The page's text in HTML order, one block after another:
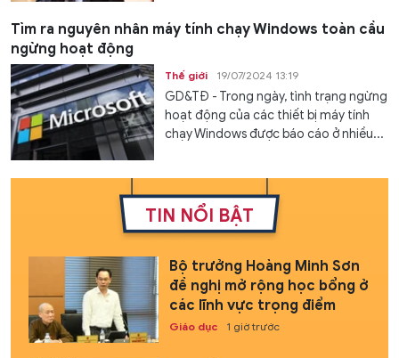
Tìm ra nguyên nhân máy tính chạy Windows toàn cầu
ngừng hoạt động
Thế giới 19/07/2024 13:19
GD&TĐ - Trong ngày, tình trạng ngừng
hoạt động của các thiết bị máy tính
chạy Windows được báo cáo ở nhiều...
TIN NỔI BẬT
Bộ trưởng Hoàng Minh Sơn
đề nghị mở rộng học bổng ở
các lĩnh vực trọng điểm
Giáo dục 1 giờ trước